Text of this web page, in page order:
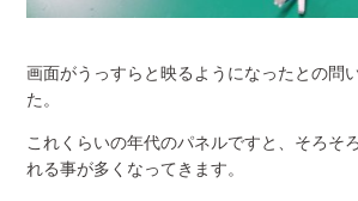
画面がうっすらと映るようになったとの問
た。
これくらいの年代のパネルですと、そろそ
れる事が多くなってきます。